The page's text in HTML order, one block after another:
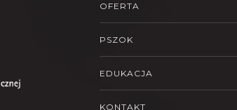
OFERTA
PSZOK
EDUKACJA
KONTAKT